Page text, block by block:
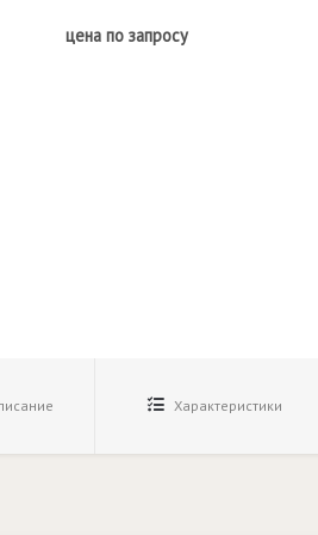
цена по запросу
Характеристики